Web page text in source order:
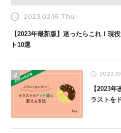
2023.02.16 Thu
【2023年最新版】迷ったらこれ！現
ト10選
2
【2023
ラストを